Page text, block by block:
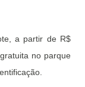
a partir de R$
no parque